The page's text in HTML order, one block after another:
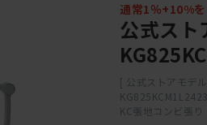
通常1％+10%を
公式スト
[ 公式ストアモデ
KC張地コンビ張